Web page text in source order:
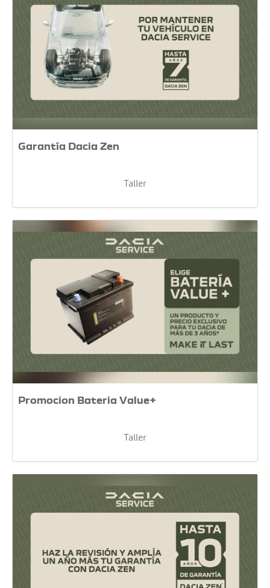
Garantía Dacia Zen
Taller
Promocion Bateria Value+
Taller